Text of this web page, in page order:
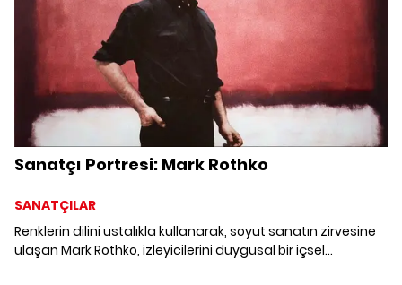
Sanatçı Portresi: Mark Rothko
SANATÇILAR
Renklerin dilini ustalıkla kullanarak, soyut sanatın zirvesine
ulaşan Mark Rothko, izleyicilerini duygusal bir içsel